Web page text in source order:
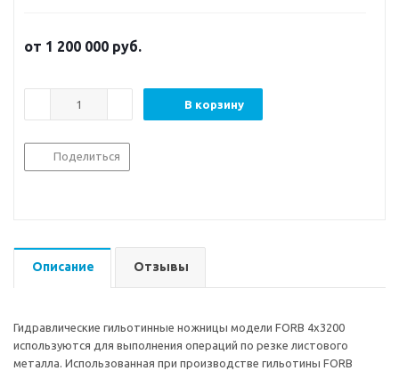
от 1 200 000 руб.
В корзину
Поделиться
Описание Отзывы
Гидравлические гильотинные ножницы модели FORB 4х3200
используются для выполнения операций по резке листового
металла. Использованная при производстве гильотины FORB